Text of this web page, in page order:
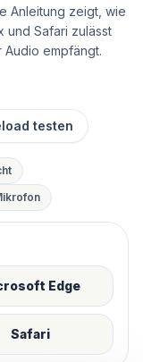
Anleitung zeigt, wie
und Safari zulässt
empfängt.
testen
Edge
Safari